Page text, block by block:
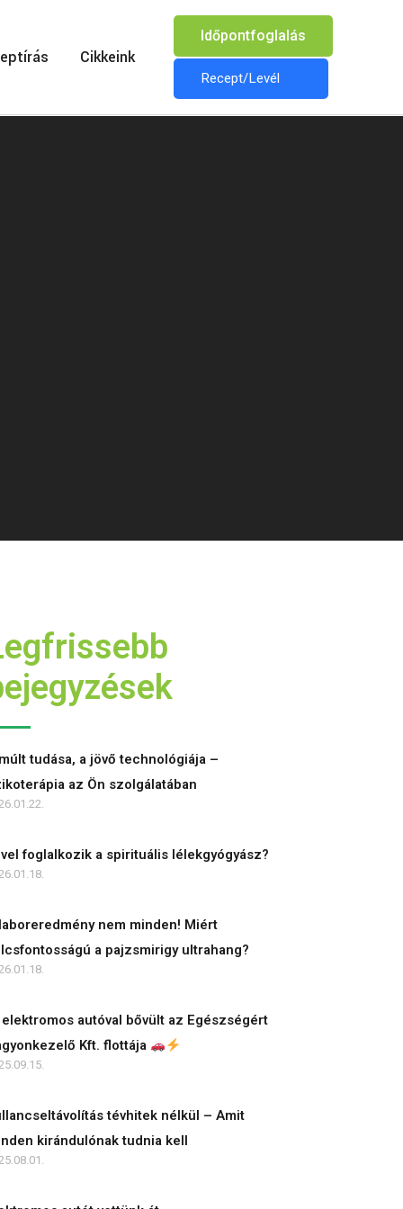
Cikkeink
Időpontfoglalás
Recept/Levél
tudása, a jövő technológiája –
az Ön szolgálatában
foglalkozik a spirituális lélekgyógyász?
nem minden! Miért
a pajzsmirigy ultrahang?
elektromos autóval bővült az Egészségért
Kft. flottája
tévhitek nélkül – Amit
kirándulónak tudnia kell